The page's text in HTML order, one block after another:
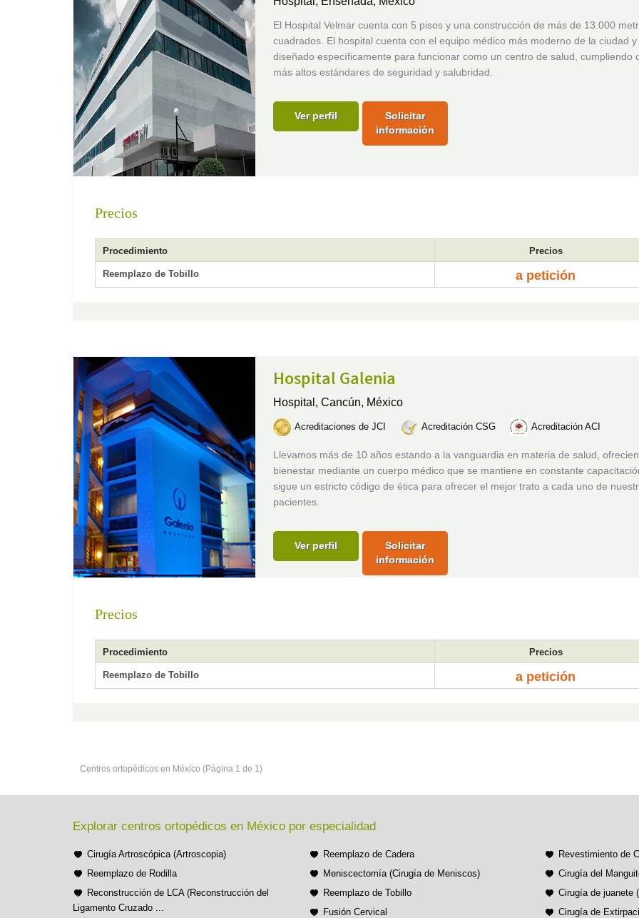
El Hospital Velmar cuenta con 5 pisos y una construcción de más de 13.000
cuadrados. El hospital cuenta con el equipo médico más moderno de la ciudad y
diseñado específicamente para funcionar como un centro de salud, cumpliendo
más altos estándares de seguridad y salubridad.
Ver perfil
Solicitar
información
Precios
Procedimiento Precios
Reemplazo de Tobillo a petición
Hospital Galenia
Hospital, Cancún, México
Acreditaciones de JCI Acreditación CSG Acreditación ACI
Llevamos más de 10 años estando a la vanguardia en materia de salud,
bienestar mediante un cuerpo médico que se mantiene en constante
sigue un estricto código de ética para ofrecer el mejor trato a cada uno de
pacientes.
Ver perfil
Solicitar
información
Precios
Procedimiento Precios
Reemplazo de Tobillo a petición
Centros ortopédicos en México (Página 1 de 1)
Explorar centros ortopédicos en México por especialidad
Cirugía Artroscópica (Artroscopia)
Reemplazo de Rodilla
Reconstrucción de LCA (Reconstrucción del
Ligamento Cruzado ...
Reemplazo de Cadera
Meniscectomía (Cirugía de Meniscos)
Reemplazo de Tobillo
Fusión Cervical
Revestimiento de
Cirugía del
Cirugía de juanete
Cirugía de